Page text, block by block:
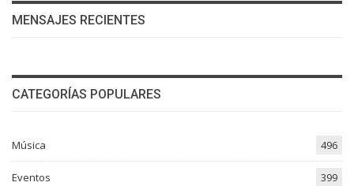
MENSAJES RECIENTES
CATEGORÍAS POPULARES
Música 496
Eventos 399